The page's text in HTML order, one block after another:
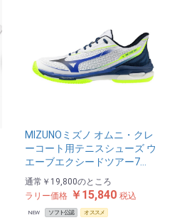
MIZUNOミズノ オムニ・クレ
ーコート用テニスシューズ ウ
エーブエクシードツアー7…
通常 ￥19,800のところ
ラリー価格￥15,840 税込
NEW ソフト公認 オススメ